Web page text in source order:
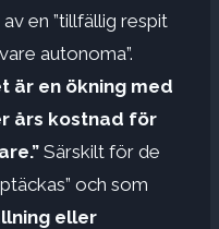
en ”tillfällig respit
autonoma”.
är en ökning med
års kostnad för
Särskilt för de
och som
eller